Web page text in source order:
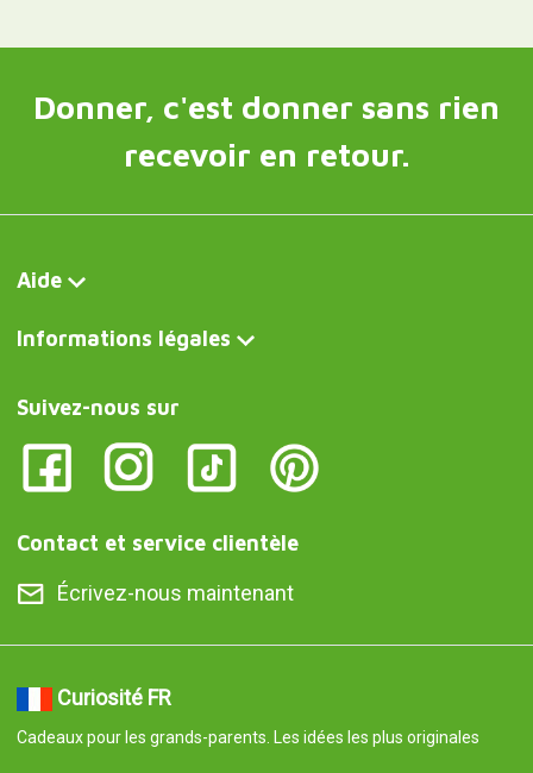
Donner, c'est donner sans rien
recevoir en retour.
Aide
Informations légales
Suivez-nous sur
Contact et service clientèle
Écrivez-nous maintenant
Curiosité FR
Cadeaux pour les grands-parents. Les idées les plus originales